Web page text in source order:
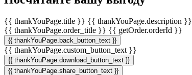
{{ thankYouPage.title }} {{ thankYouPage.description }}
{{ thankYouPage.order_title }} {{ getOrder.orderId }}
{{ thankYouPage.back_button_text }}
{{ thankYouPage.custom_button_text }}
{{ thankYouPage.download_button_text }}
{{ thankYouPage.share_button_text }}